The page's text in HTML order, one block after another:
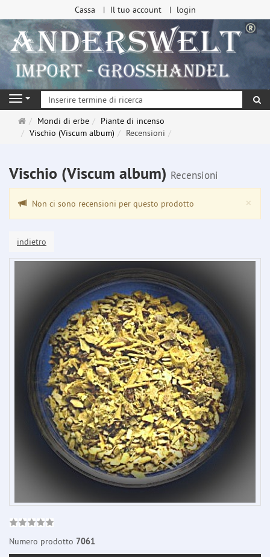
Cassa Il tuo account login
Navigation
Pagina
principale
Mondi di erbe
Piante di incenso
Vischio (Viscum album)
Recensioni
Vischio (Viscum album) Recensioni
×
Non ci sono recensioni per questo prodotto
indietro
Numero prodotto 7061